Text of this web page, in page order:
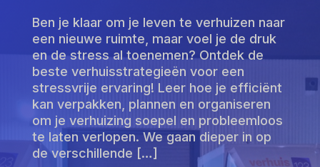
Ben je klaar om je leven te verhuizen naar
een nieuwe ruimte, maar voel je de druk
en de stress al toenemen? Ontdek de
beste verhuisstrategieën voor een
stressvrije ervaring! Leer hoe je efficiënt
kan verpakken, plannen en organiseren
om je verhuizing soepel en probleemloos
te laten verlopen. We gaan dieper in op
de verschillende […]